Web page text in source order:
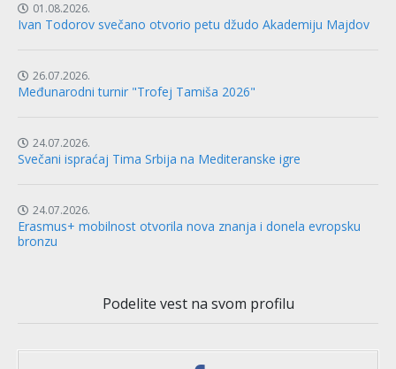
01.08.2026.
Ivan Todorov svečano otvorio petu džudo Akademiju Majdov
26.07.2026.
Međunarodni turnir "Trofej Tamiša 2026"
24.07.2026.
Svečani ispraćaj Tima Srbija na Mediteranske igre
24.07.2026.
Erasmus+ mobilnost otvorila nova znanja i donela evropsku
bronzu
Podelite vest na svom profilu